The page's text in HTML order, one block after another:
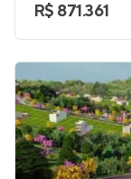
R$ 871.361